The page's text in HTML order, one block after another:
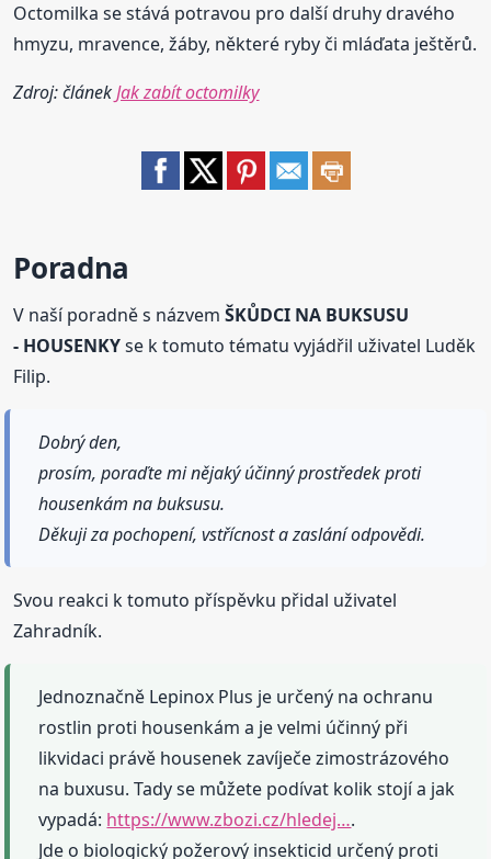
Octomilka se stává potravou pro další druhy dravého
hmyzu, mravence, žáby, některé ryby či mláďata ještěrů.
Zdroj: článekJak zabít octomilky
Poradna
V naší poradně s názvemŠKŮDCI NA BUKSUSU
- HOUSENKYse k tomuto tématu vyjádřil uživatel Luděk
Filip.
Dobrý den,
prosím, poraďte mi nějaký účinný prostředek proti
housenkám na buksusu.
Děkuji za pochopení, vstřícnost a zaslání odpovědi.
Svou reakci k tomuto příspěvku přidal uživatel
Zahradník.
Jednoznačně Lepinox Plus je určený na ochranu
rostlin proti housenkám a je velmi účinný při
likvidaci právě housenek zavíječe zimostrázového
na buxusu. Tady se můžete podívat kolik stojí a jak
vypadá: https://www.zbozi.cz/hledej….
Jde o biologický požerový insekticid určený proti